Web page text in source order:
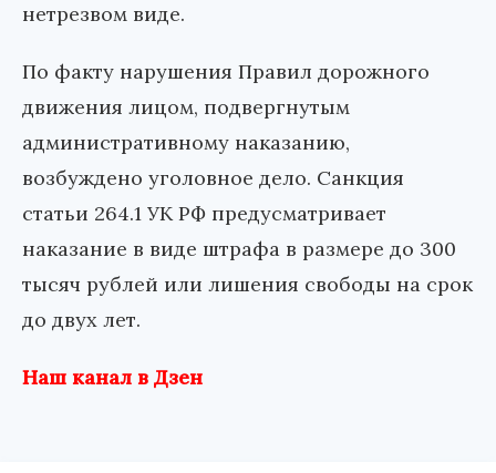
нетрезвом виде.
По факту нарушения Правил дорожного
движения лицом, подвергнутым
административному наказанию,
возбуждено уголовное дело. Санкция
статьи 264.1 УК РФ предусматривает
наказание в виде штрафа в размере до 300
тысяч рублей или лишения свободы на срок
до двух лет.
Наш канал в Дзен